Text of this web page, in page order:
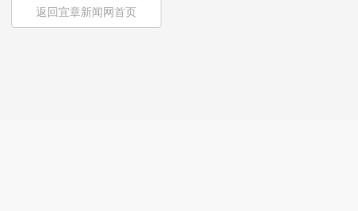
返回宜章新闻网首页